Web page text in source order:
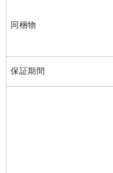
同梱物
保証期間